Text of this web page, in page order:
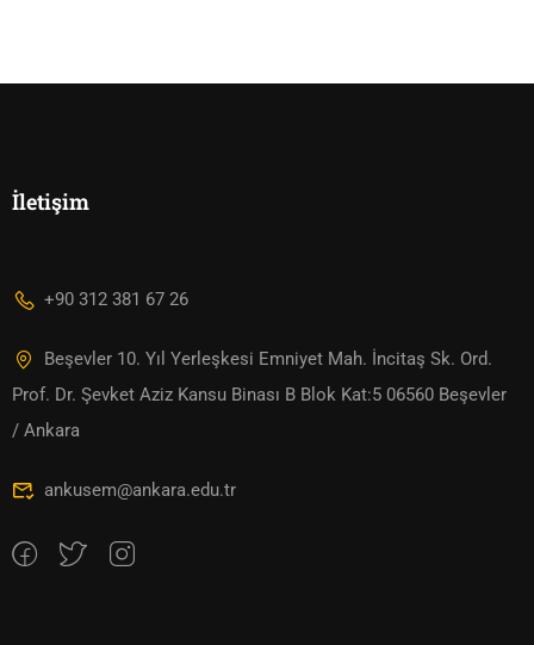
İletişim
+90 312 381 67 26
Beşevler 10. Yıl Yerleşkesi Emniyet Mah. İncitaş Sk. Ord.
Prof. Dr. Şevket Aziz Kansu Binası B Blok Kat:5 06560 Beşevler
/ Ankara
ankusem@ankara.edu.tr